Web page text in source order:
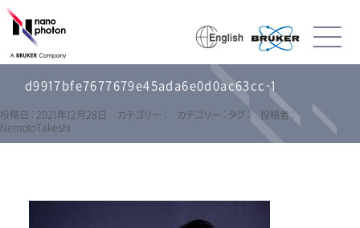
d9917bfe7677679e45ada6e0d0ac63cc-1
投稿日 : 2021年12月28日 カテゴリー : カテゴリー : タグ :
投稿者 :
NemotoTakeshi